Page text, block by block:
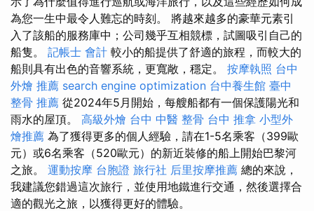
為您一生中最令人難忘的時刻。 將越來越多的豪華元素引
入了該船的服務庫中；公司幾乎互相競標，試圖吸引自己的
船隻。 記帳士 會計 較小的船提供了舒適的旅程，而較大的
船則具有出色的音響系統，更寬敞，穩定。 按摩執照 台中
外燴 推薦 search engine optimization 台中養生館 臺中
整骨 推薦 從2024年5月開始，每艘船都有一個保護陽光和
雨水的屋頂。 高級外燴 台中 中醫 整骨 台中 推拿 小型外
燴推薦 為了獲得更多的個人經驗，請在1-5名乘客（399歐
元）或6名乘客（520歐元）的新近裝修的船上開始巴黎河
之旅。 運動按摩 台胞證 旅行社 后里按摩推薦 總的來說，
我建議您錯過這次旅行，並使用地鐵進行交通，然後選擇合
適的觀光之旅，以獲得更好的體驗。